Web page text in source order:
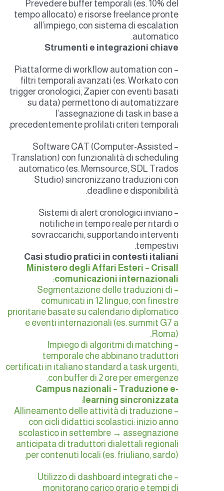
Prevedere buffer temporali (es. 10% del
tempo allocato) e risorse freelance pronte
all’impiego, con sistema di escalation
automatico.
Strumenti e integrazioni chiave
– Piattaforme di workflow automation con
filtri temporali avanzati (es. Workato con
trigger cronologici, Zapier con eventi basati
su data) permettono di automatizzare
l’assegnazione di task in base a
precedentemente profilati criteri temporali.
– Software CAT (Computer-Assisted
Translation) con funzionalità di scheduling
automatico (es. Memsource, SDL Trados
Studio) sincronizzano traduzioni con
deadline e disponibilità.
– Sistemi di alert cronologici inviano
notifiche in tempo reale per ritardi o
sovraccarichi, supportando interventi
tempestivi.
Casi studio pratici in contesti italiani
Ministero degli Affari Esteri – Crisall
comunicazioni internazionali
:
– Segmentazione delle traduzioni di
comunicati in 12 lingue, con finestre
prioritarie basate su calendario diplomatico
e eventi internazionali (es. summit G7 a
Roma).
– Impiego di algoritmi di matching
temporale che abbinano traduttori
certificati in italiano standard a task urgenti,
con buffer di 2 ore per emergenze.
Campus nazionali – Traduzione e-
learning sincronizzata
:
– Allineamento delle attività di traduzione
con cicli didattici scolastici: inizio anno
scolastico in settembre → assegnazione
anticipata di traduttori dialettali regionali
per contenuti locali (es. friuliano, sardo).
– Utilizzo di dashboard integrati che
monitorano carico orario e tempi di